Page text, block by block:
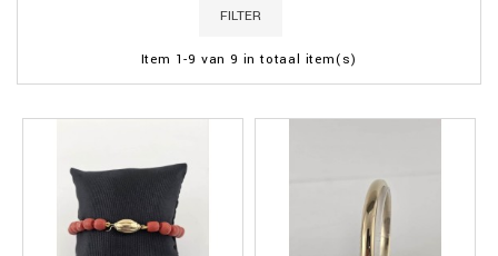
FILTER
Item 1-9 van 9 in totaal item(s)